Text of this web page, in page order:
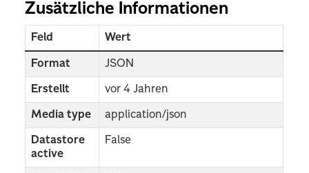
Zusätzliche Informationen
Feld Wert
Format JSON
Erstellt vor 4 Jahren
Media type application/json
Datastore
active
False